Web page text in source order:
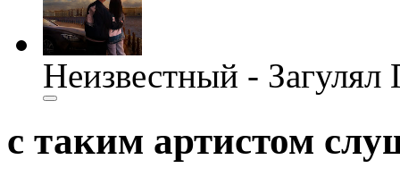
Неизвестный - Загулял
с таким артистом